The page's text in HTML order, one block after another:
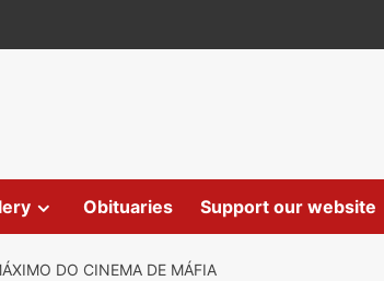
Obituaries Support our website
DO CINEMA DE MÁFIA